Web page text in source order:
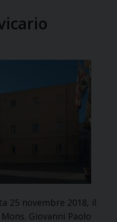
25 novembre 2018, il
Giovanni Paolo